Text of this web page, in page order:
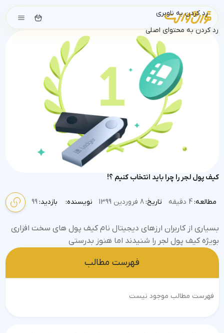
رد کردن به ناوبری
رد کردن به محتوای اصلی
کیف پول لجر را چرا باید انتخاب کنیم ؟!
مطالعه:4 دقیقه تاریخ:8 فروردین 1399 نویسنده: بازدید:99
بسیاری از کاربران ارزهای دیجیتال نام کیف پول‌ های سخت افزاری
بویژه کیف پول لجر را شنیدند اما هنوز بدرستی
فهرست مطالب
فهرست مطالب موجود نیست